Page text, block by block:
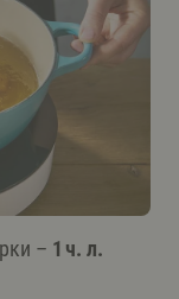
– 1 ч. л.